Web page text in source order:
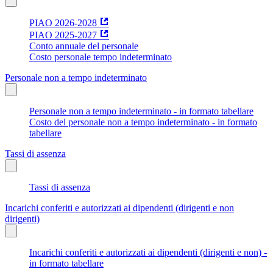
PIAO 2026-2028
PIAO 2025-2027
Conto annuale del personale
Costo personale tempo indeterminato
Personale non a tempo indeterminato
Personale non a tempo indeterminato - in formato tabellare
Costo del personale non a tempo indeterminato - in formato
tabellare
Tassi di assenza
Tassi di assenza
Incarichi conferiti e autorizzati ai dipendenti (dirigenti e non
dirigenti)
Incarichi conferiti e autorizzati ai dipendenti (dirigenti e non) -
in formato tabellare